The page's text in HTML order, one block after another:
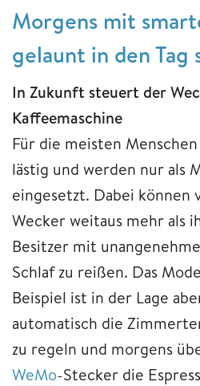
Morgens mit
gelaunt in den Tag
In Zukunft steuert der
Kaffeemaschine
Für die meisten
lästig und werden nur als
eingesetzt. Dabei können
Wecker weitaus mehr als
Besitzer mit
Schlaf zu reißen. Das
Beispiel ist in der Lage
automatisch die
zu regeln und morgens
WeMo-Stecker die